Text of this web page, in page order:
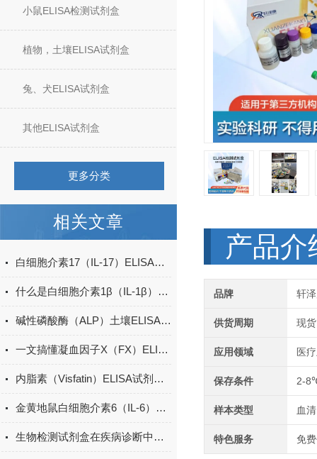
小鼠ELISA检测试剂盒
植物，土壤ELISA试剂盒
兔、犬ELISA试剂盒
其他ELISA试剂盒
更多分类
相关文章
白细胞介素17（IL-17）ELISA试剂盒的特点及优势
什么是白细胞介素1β（IL-1β）ELISA试剂盒？
碱性磷酸酶（ALP）土壤ELISA的操作方法
一文搞懂凝血因子X（FX）ELISA试剂盒的特点
内脂素（Visfatin）ELISA试剂盒的特点与优势
金黄地鼠白细胞介素6（IL-6）ELISA检测试剂盒说明书
生物检测试剂盒在疾病诊断中的重要性
产品介
品牌 轩
供货周期 现货
应用领域 医
保存条件 2-
样本类型 血
特色服务 免